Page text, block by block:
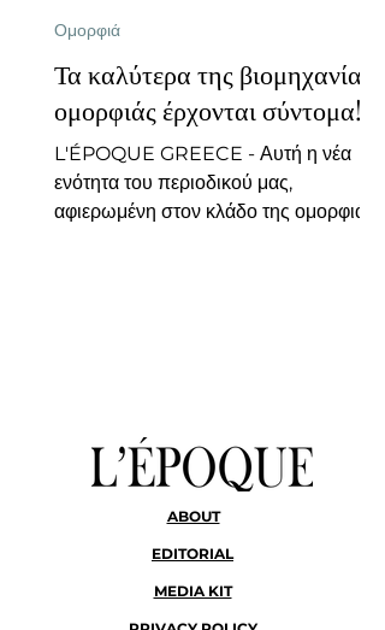
Τα καλύτερα της βιομηχανίας
ομορφιάς έρχονται σύντομα!
L'ÉPOQUE GREECE - Αυτή η νέα
ενότητα του περιοδικού μας,
αφιερωμένη στον κλάδο της ομορφιάς,
Ομορφιά
ABOUT
EDITORIAL
MEDIA KIT